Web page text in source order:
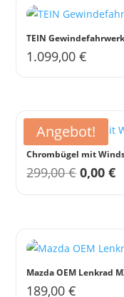
TEIN
1.099,00€
Angebot!
Chrombügel mit
299,00€ 0,00€
Mazda OEM Lenkrad
189,00€